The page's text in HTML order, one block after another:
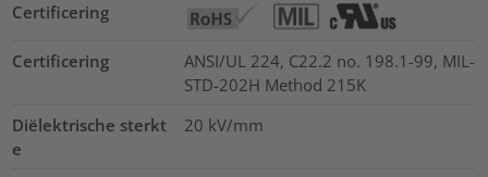
Certificering
Certificering
ANSI/UL 224, C22.2 no. 198.1-99, MIL-
STD-202H Method 215K
Diëlektrische sterkt
e
20 kV/mm